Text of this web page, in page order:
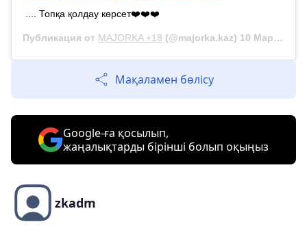
.... Топқа қолдау көрсет❤️❤️❤️
Публикация от MAJORKA +18 (@majorka.kaz) 10 Мар 2019 в 8:34 PDT
Мақаламен бөлісу
Google-ға қосылып,
жаңалықтарды бірінші болып оқыңыз
zkadm